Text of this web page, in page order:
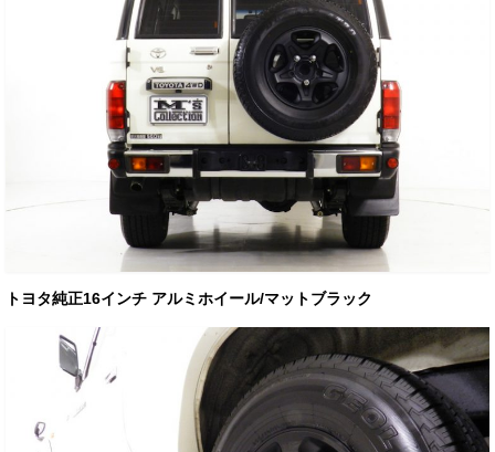
トヨタ純正16インチ アルミホイール/マットブラック